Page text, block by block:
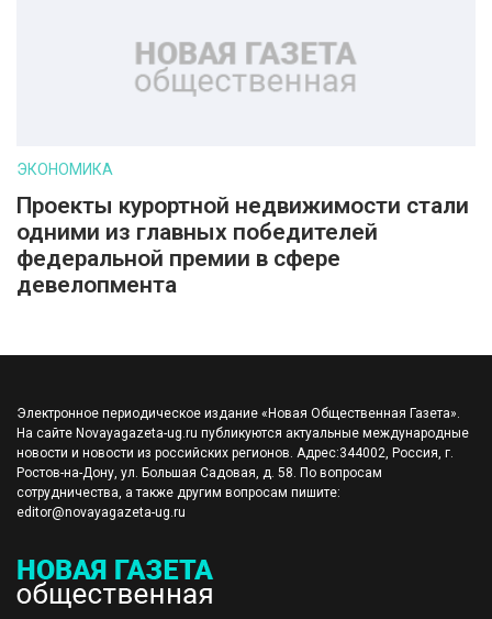
ЭКОНОМИКА
Проекты курортной недвижимости стали
одними из главных победителей
федеральной премии в сфере
девелопмента
Электронное периодическое издание «Новая Общественная Газета».
На сайте Novayagazeta-ug.ru публикуются актуальные международные
новости и новости из российских регионов. Адрес:344002, Россия, г.
Ростов-на-Дону, ул. Большая Садовая, д. 58. По вопросам
сотрудничества, а также другим вопросам пишите:
editor@novayagazeta-ug.ru